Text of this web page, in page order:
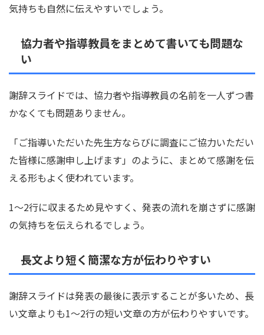
気持ちも自然に伝えやすいでしょう。
協力者や指導教員をまとめて書いても問題な
い
謝辞スライドでは、協力者や指導教員の名前を一人ずつ書
かなくても問題ありません。
「ご指導いただいた先生方ならびに調査にご協力いただい
た皆様に感謝申し上げます」のように、まとめて感謝を伝
える形もよく使われています。
1〜2行に収まるため見やすく、発表の流れを崩さずに感謝
の気持ちを伝えられるでしょう。
長文より短く簡潔な方が伝わりやすい
謝辞スライドは発表の最後に表示することが多いため、長
い文章よりも1〜2行の短い文章の方が伝わりやすいです。